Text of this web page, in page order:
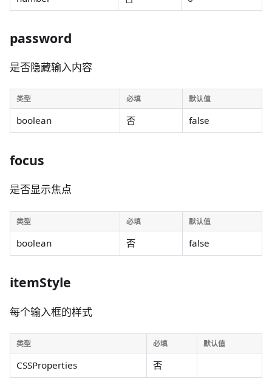
password
是否隐藏输入内容
类型 必填 默认值
boolean 否 false
focus
是否显示焦点
类型 必填 默认值
boolean 否 false
itemStyle
每个输入框的样式
类型 必填 默认值
CSSProperties 否